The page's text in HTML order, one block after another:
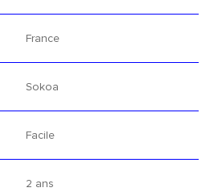
France
Sokoa
Facile
2 ans